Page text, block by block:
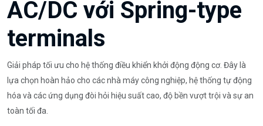
AC/DC với Spring-type
terminals
Giải pháp tối ưu cho hệ thống điều khiển khởi động động cơ. Đây là
lựa chọn hoàn hảo cho các nhà máy công nghiệp, hệ thống tự động
hóa và các ứng dụng đòi hỏi hiệu suất cao, độ bền vượt trội và sự an
toàn tối đa.